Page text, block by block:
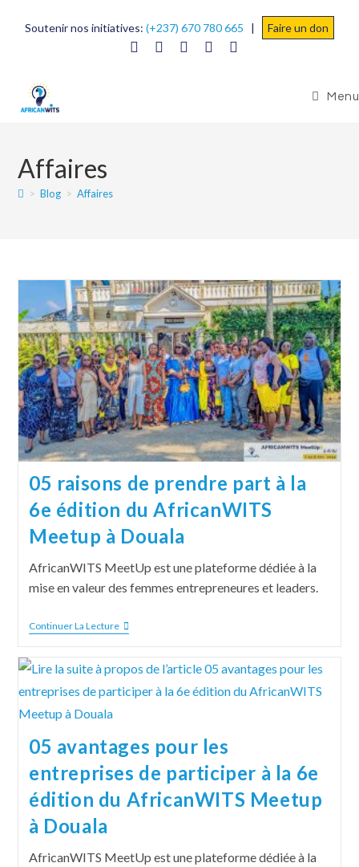
Soutenir nos initiatives: (+237) 670 780 665 | Faire un don
Menu
Affaires
> Blog > Affaires
05 raisons de prendre part à la
6e édition du AfricanWITS
Meetup à Douala
AfricanWITS MeetUp est une plateforme dédiée à la
mise en valeur des femmes entrepreneures et leaders.
Continuer La Lecture
05 avantages pour les
entreprises de participer à la 6e
édition du AfricanWITS Meetup
à Douala
AfricanWITS MeetUp est une plateforme dédiée à la